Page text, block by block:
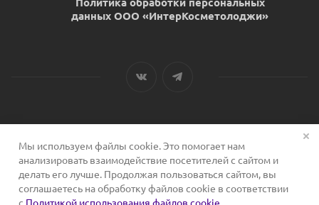
Политика обработки персональных
данных ООО «ИнтерКосметолоджи»
2026 © Сервис для косметологов
Мы используем файлы cookie. Это помогает нам
анализировать взаимодействие посетителей с сайтом и
делать его лучше. Продолжая пользоваться сайтом, вы
соглашаетесь на обработку файлов cookie в соответствии